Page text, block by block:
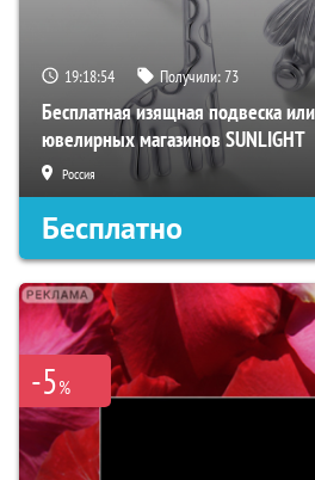
19:18:53 Получили:73
Бесплатная изящная подвеска
ювелирных магазинов SUNLIGHT
Россия
Бесплатно
-5%